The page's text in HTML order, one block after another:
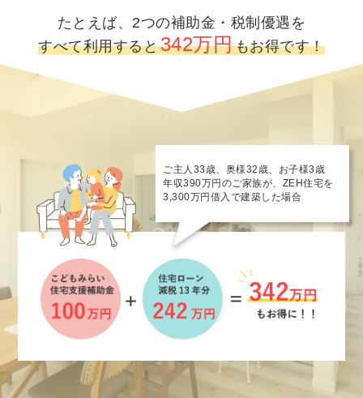
たとえば、2つの補助金・税制優遇を
すべて利用すると342万円もお得です！
ご主人33歳、奥様32歳、お子様3歳
年収390万円のご家族が、ZEH住宅を
3,300万円借入で建築した場合